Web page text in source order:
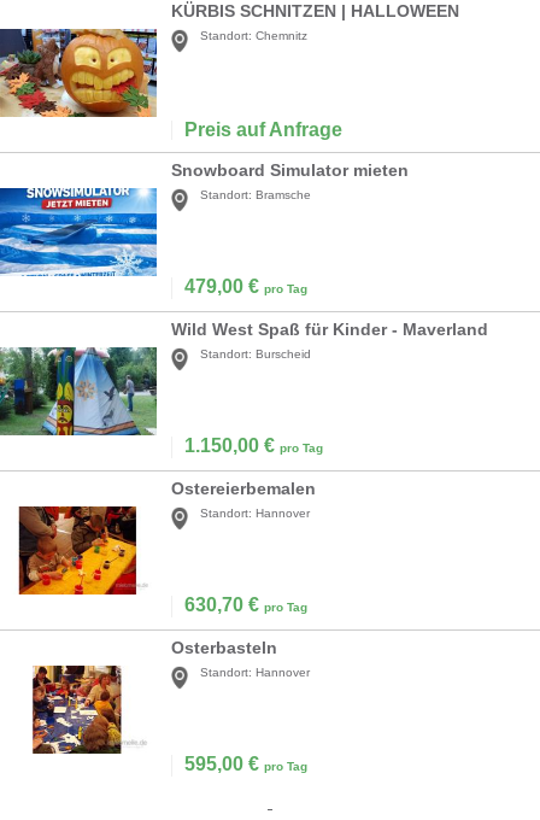
KÜRBIS SCHNITZEN | HALLOWEEN
Standort: Chemnitz
Preis auf Anfrage
Snowboard Simulator mieten
Standort: Bramsche
479,00 € pro Tag
Wild West Spaß für Kinder - Maverland
Standort: Burscheid
1.150,00 € pro Tag
Ostereierbemalen
Standort: Hannover
630,70 € pro Tag
Osterbasteln
Standort: Hannover
595,00 € pro Tag